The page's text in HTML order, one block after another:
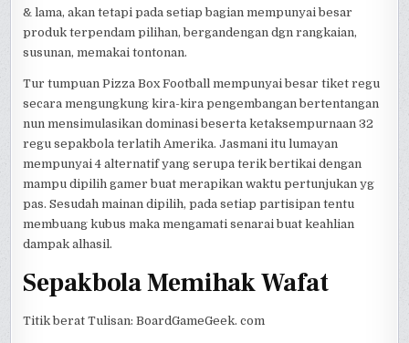
& lama, akan tetapi pada setiap bagian mempunyai besar
produk terpendam pilihan, bergandengan dgn rangkaian,
susunan, memakai tontonan.
Tur tumpuan Pizza Box Football mempunyai besar tiket regu
secara mengungkung kira-kira pengembangan bertentangan
nun mensimulasikan dominasi beserta ketaksempurnaan 32
regu sepakbola terlatih Amerika. Jasmani itu lumayan
mempunyai 4 alternatif yang serupa terik bertikai dengan
mampu dipilih gamer buat merapikan waktu pertunjukan yg
pas. Sesudah mainan dipilih, pada setiap partisipan tentu
membuang kubus maka mengamati senarai buat keahlian
dampak alhasil.
Sepakbola Memihak Wafat
Titik berat Tulisan: BoardGameGeek. com